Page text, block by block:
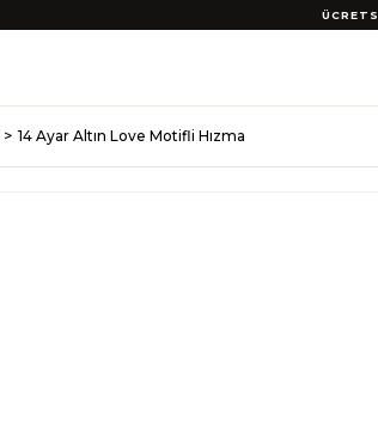
14 Ayar Altın Love Motifli Hızma